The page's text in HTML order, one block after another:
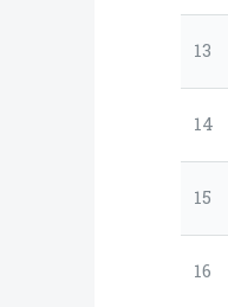
13
14
15
16